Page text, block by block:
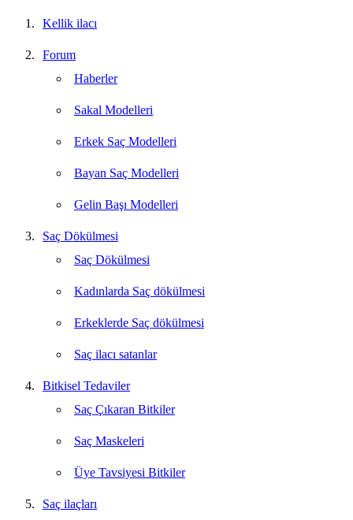
Kellik ilacı
Forum
Haberler
Sakal Modelleri
Erkek Saç Modelleri
Bayan Saç Modelleri
Gelin Başı Modelleri
Saç Dökülmesi
Saç Dökülmesi
Kadınlarda Saç dökülmesi
Erkeklerde Saç dökülmesi
Saç ilacı satanlar
Bitkisel Tedaviler
Saç Çıkaran Bitkiler
Saç Maskeleri
Üye Tavsiyesi Bitkiler
Saç ilaçları